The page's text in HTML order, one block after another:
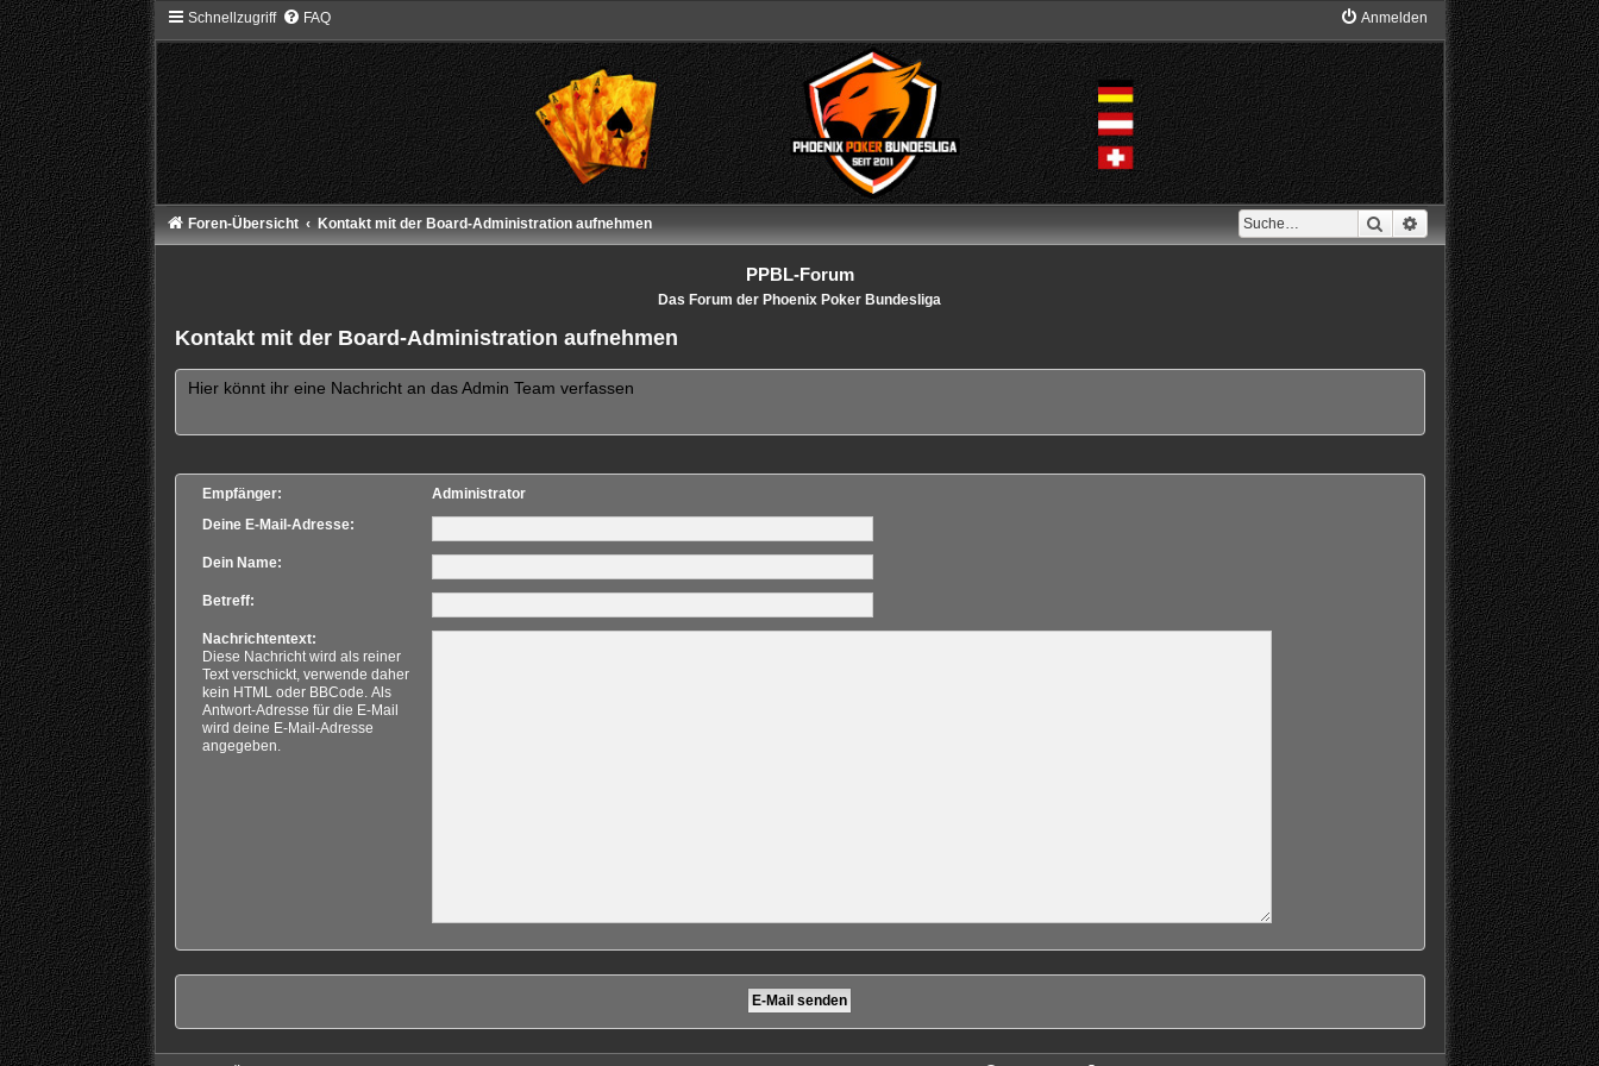
Schnellzugriff FAQ Anmelden
Suche Erweiterte Suche
Foren-Übersicht Kontakt mit der Board-Administration aufnehmen
PPBL-Forum
Das Forum der Phoenix Poker Bundesliga
Kontakt mit der Board-Administration aufnehmen
Hier könnt ihr eine Nachricht an das Admin Team verfassen
Empfänger:
Administrator
Deine E-Mail-Adresse:
Dein Name:
Betreff:
Nachrichtentext:
Diese Nachricht wird als reiner
Text verschickt, verwende daher
kein HTML oder BBCode. Als
Antwort-Adresse für die E-Mail
wird deine E-Mail-Adresse
angegeben.